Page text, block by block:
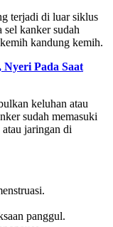
terjadi di luar siklus
kanker sudah
kandung kemih.
Nyeri Pada Saat
keluhan atau
sudah memasuki
jaringan di
panggul.